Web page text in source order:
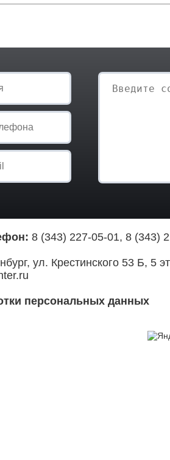
8 (343) 227-05-01, 8 (343)
ул. Крестинского 53 Б, 5
персональных данных